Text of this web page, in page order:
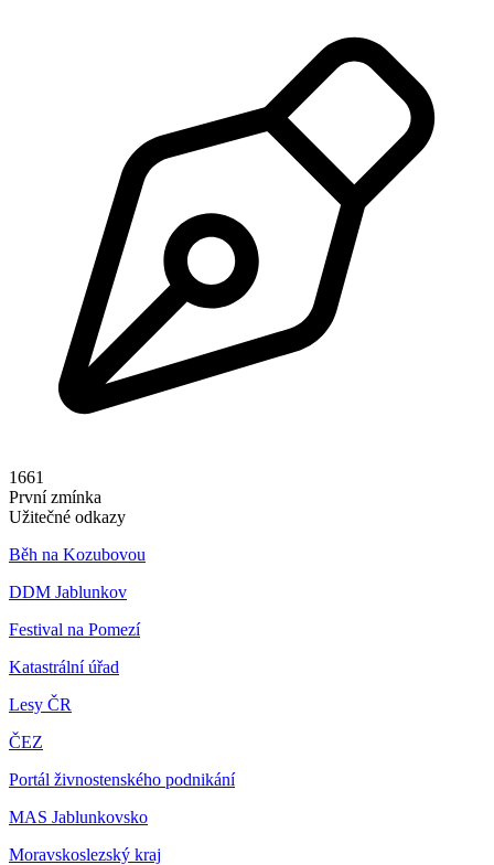
1661
První zmínka
Užitečné odkazy
Běh na Kozubovou
DDM Jablunkov
Festival na Pomezí
Katastrální úřad
Lesy ČR
ČEZ
Portál živnostenského podnikání
MAS Jablunkovsko
Moravskoslezský kraj